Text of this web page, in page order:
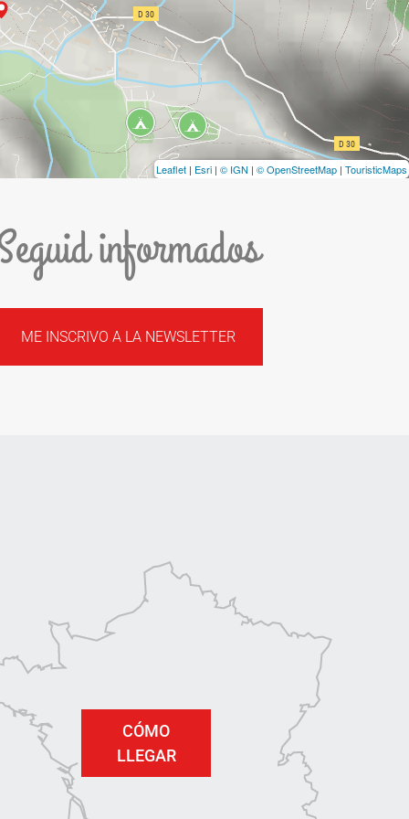
Leaflet | Esri | © IGN | © OpenStreetMap | TouristicMaps
informados
ME INSCRIVO A LA NEWSLETTER
CÓMO
LLEGAR